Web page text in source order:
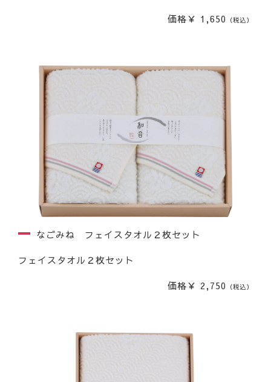
価格￥ 1,650 （税込）
なごみね フェイスタオル２枚セット
フェイスタオル２枚セット
価格￥ 2,750 （税込）